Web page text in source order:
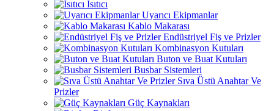
Isıtıcı
Uyarıcı Ekipmanlar
Kablo Makarası
Endüstriyel Fiş ve Prizler
Kombinasyon Kutuları
Buton ve Buat Kutuları
Busbar Sistemleri
Sıva Üstü Anahtar Ve
Prizler
Güç Kaynakları